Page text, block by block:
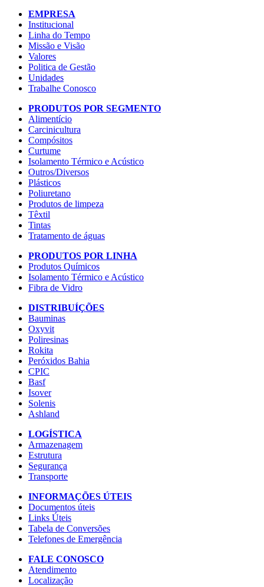
EMPRESA
Institucional
Linha do Tempo
Missão e Visão
Valores
Politica de Gestão
Unidades
Trabalhe Conosco
PRODUTOS POR SEGMENTO
Alimentício
Carcinicultura
Compósitos
Curtume
Isolamento Térmico e Acústico
Outros/Diversos
Plásticos
Poliuretano
Produtos de limpeza
Têxtil
Tintas
Tratamento de águas
PRODUTOS POR LINHA
Produtos Químicos
Isolamento Térmico e Acústico
Fibra de Vidro
DISTRIBUÍÇÕES
Bauminas
Oxyvit
Poliresinas
Rokita
Peróxidos Bahia
CPIC
Basf
Isover
Solenis
Ashland
LOGÍSTICA
Armazenagem
Estrutura
Segurança
Transporte
INFORMAÇÕES ÚTEIS
Documentos úteis
Links Úteis
Tabela de Conversões
Telefones de Emergência
FALE CONOSCO
Atendimento
Localização